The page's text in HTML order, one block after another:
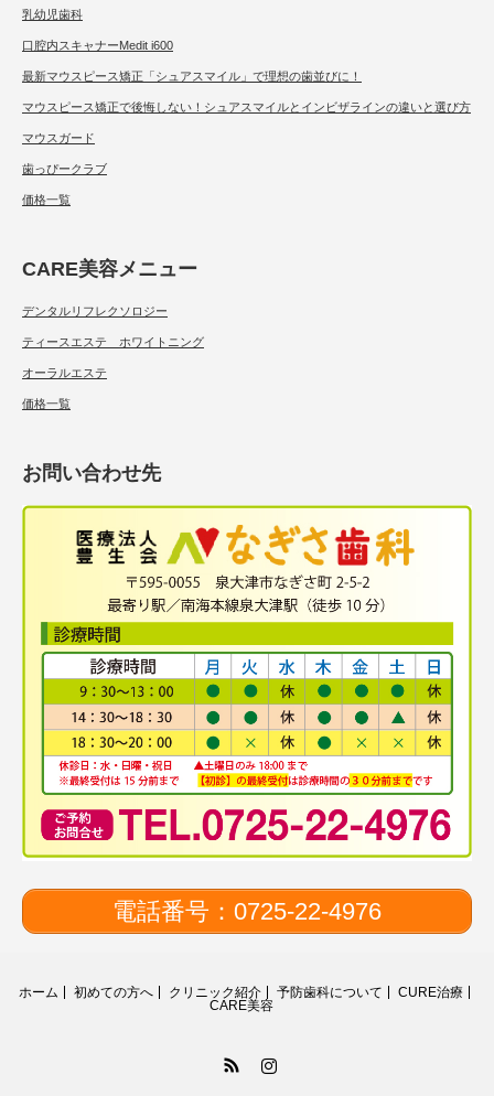
乳幼児歯科
口腔内スキャナーMedit i600
最新マウスピース矯正「シュアスマイル」で理想の歯並びに！
マウスピース矯正で後悔しない！シュアスマイルとインビザラインの違いと選び方
マウスガード
歯っぴークラブ
価格一覧
CARE美容メニュー
デンタルリフレクソロジー
ティースエステ ホワイトニング
オーラルエステ
価格一覧
お問い合わせ先
電話番号：0725-22-4976
ホーム 初めての方へ クリニック紹介 予防歯科について
CURE治療
CARE美容